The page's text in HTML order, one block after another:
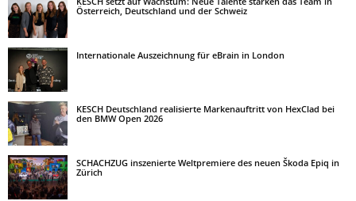
Österreich, Deutschland und der Schweiz
Internationale Auszeichnung für eBrain in London
KESCH Deutschland realisierte Markenauftritt von HexClad bei
den BMW Open 2026
SCHACHZUG inszenierte Weltpremiere des neuen Škoda Epiq in
Zürich